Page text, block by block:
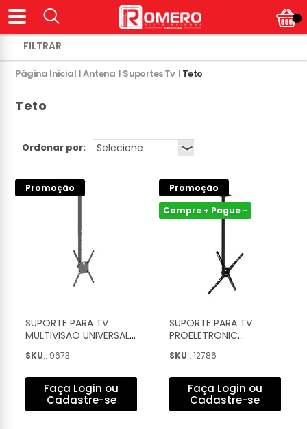
Página Inicial |Antena | Suportes Tv | Teto
Teto
Ordenar por:
Promoção
SUPORTE PARA TV
MULTIVISAO UNIVERSAL
E ROTAÇAO 19'' A 56'' -
SKU.: 9673
Faça Login ou
Cadastre-se
Promoção
Compre + Pague -
SUPORTE PARA TV
PROELETRONIC
55'' - PQST-AT55T
SKU.: 12786
Faça Login ou
Cadastre-se